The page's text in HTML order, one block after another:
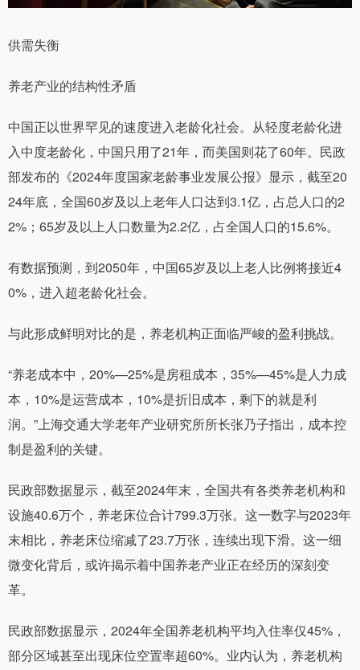
供需失衡
养老产业的结构性矛盾
中国正以世界罕见的速度进入老龄化社会。从轻度老龄化进
入中度老龄化，中国只用了21年，而美国则花了60年。民政
部发布的《2024年度国家老龄事业发展公报》显示，截至20
24年底，全国60岁及以上老年人口达到3.1亿，占总人口的2
2%；65岁及以上人口数量为2.2亿，占全国人口的15.6%。
有数据预测，到2050年，中国65岁及以上老人比例将接近4
0%，进入超老龄化社会。
与此形成鲜明对比的是，养老机构正面临严峻的盈利挑战。
“养老成本中，20%—25%是房租成本，35%—45%是人力成
本，10%是运营成本，10%是折旧成本，剩下的就是利
润。”上海交通大学老年产业研究所所长张乃子指出，成本控
制是盈利的关键。
民政部数据显示，截至2024年末，全国共有各类养老机构和
设施40.6万个，养老床位合计799.3万张。这一数字与2023年
末相比，养老床位缩减了23.7万张，连续出现下滑。这一细
微变化背后，或许揭示着中国养老产业正在经历的深刻变
革。
民政部数据显示，2024年全国养老机构平均入住率仅45%，
部分区域甚至出现床位空置率超60%。业内认为，养老机构